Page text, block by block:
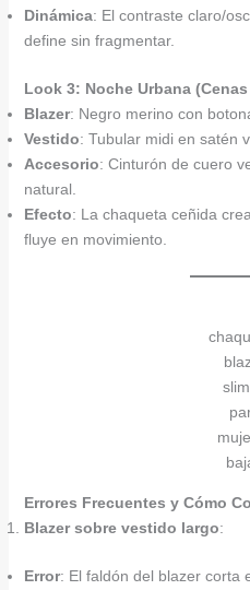
Dinámica: El contraste claro/
define sin fragmentar.
Look 3: Noche Urbana
Blazer: Negro merino con
Vestido: Tubular midi en satén
Accesorio: Cinturón de cuero
natural.
Efecto: La chaqueta ceñida
fluye en movimiento.
Errores Frecuentes y Cómo
Blazer sobre vestido largo:
Error: El faldón del blazer corta